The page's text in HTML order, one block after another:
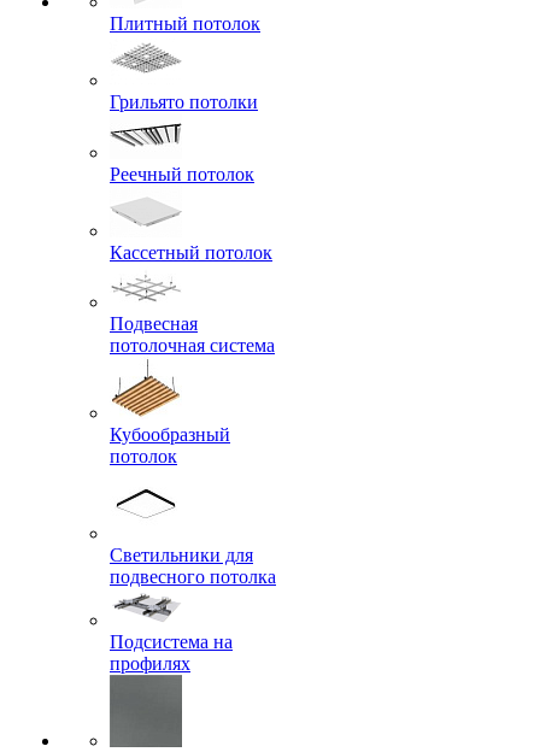
Плитный потолок
Грильято потолки
Реечный потолок
Кассетный потолок
Подвесная
потолочная система
Кубообразный
потолок
Светильники для
подвесного потолка
Подсистема на
профилях